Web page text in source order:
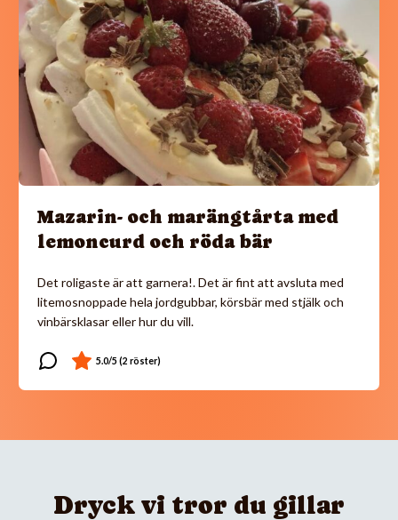
Mazarin- och marängtårta med
lemoncurd och röda bär
Det roligaste är att garnera!. Det är fint att avsluta med
litemosnoppade hela jordgubbar, körsbär med stjälk och
vinbärsklasar eller hur du vill.
Dryck vi tror du gillar